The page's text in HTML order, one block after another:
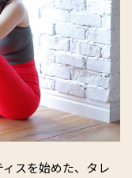
スを始めた、タレ